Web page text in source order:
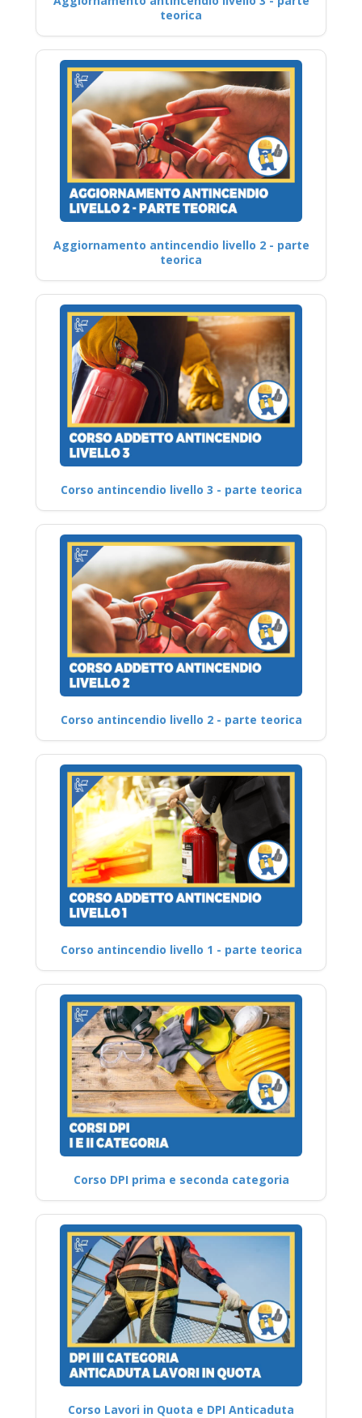
teorica
Aggiornamento antincendio livello 2 - parte
teorica
Corso antincendio livello 3 - parte teorica
Corso antincendio livello 2 - parte teorica
Corso antincendio livello 1 - parte teorica
Corso DPI prima e seconda categoria
Corso Lavori in Quota e DPI Anticaduta